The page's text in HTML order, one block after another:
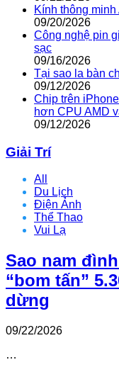
Kính thông minh
09/20/2026
Công nghệ pin
sạc
09/16/2026
Tại sao la bàn
09/12/2026
Chip trên
hơn CPU AMD
09/12/2026
Giải Trí
All
Du Lịch
Điện Ảnh
Thể Thao
Vui Lạ
Sao nam
“bom tấn”
dừng
09/22/2026
…